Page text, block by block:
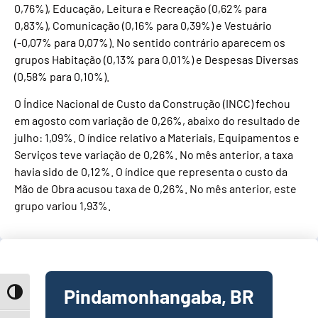
Toggle High Contrast
0,76%), Educação, Leitura e Recreação (0,62% para
0,83%), Comunicação (0,16% para 0,39%) e Vestuário
(-0,07% para 0,07%). No sentido contrário aparecem os
grupos Habitação (0,13% para 0,01%) e Despesas Diversas
(0,58% para 0,10%).
O Índice Nacional de Custo da Construção (INCC) fechou
em agosto com variação de 0,26%, abaixo do resultado de
julho: 1,09%. O índice relativo a Materiais, Equipamentos e
Serviços teve variação de 0,26%. No mês anterior, a taxa
havia sido de 0,12%. O índice que representa o custo da
Mão de Obra acusou taxa de 0,26%. No mês anterior, este
grupo variou 1,93%.
Pindamonhangaba, BR